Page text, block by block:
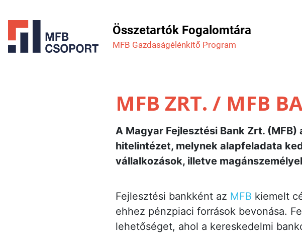
Összetartók Fogalomtára
MFB Gazdaság­élénkítő Program
MFB ZRT. / MFB
A Magyar Fejlesztési Bank Zrt.
hitelintézet, melynek alapfeladata
vállalkozások, illetve
Fejlesztési bankként az MFB kiemelt
ehhez pénzpiaci források bevonása.
lehetőséget, ahol a kereskedelmi